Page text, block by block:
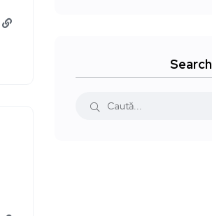
Search